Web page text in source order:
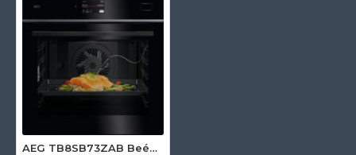
AEG TB8SB73ZAB Beépíthető gőzsütő